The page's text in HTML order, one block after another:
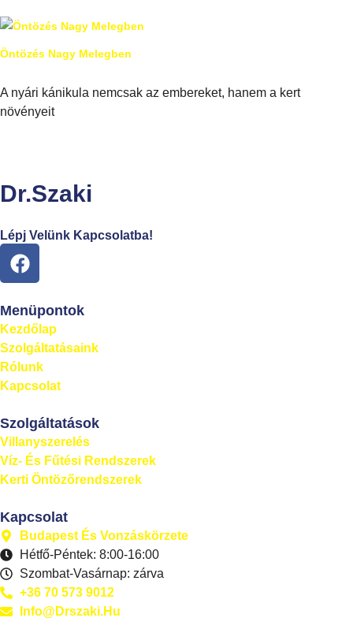
Öntözés Nagy Melegben
A nyári kánikula nemcsak az embereket, hanem a kert
növényeit
Dr.Szaki
Lépj Velünk Kapcsolatba!
Menüpontok
Kezdőlap
Szolgáltatásaink
Rólunk
Kapcsolat
Szolgáltatások
Villanyszerelés
Víz- És Fűtési Rendszerek
Kerti Öntözőrendszerek
Kapcsolat
Budapest És Vonzáskörzete
Hétfő-Péntek: 8:00-16:00
Szombat-Vasárnap: zárva
+36 70 573 9012
Info@drszaki.hu